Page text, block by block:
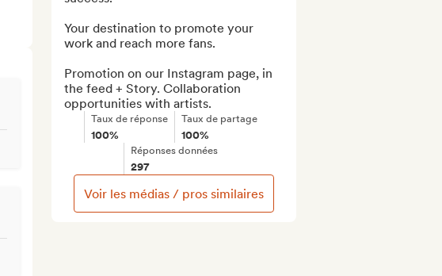
Your destination to promote your
work and reach more fans.
Promotion on our Instagram page, in
the feed + Story. Collaboration
opportunities with artists.
Taux de réponse
100%
Taux de partage
100%
Réponses données
297
Voir les médias / pros similaires